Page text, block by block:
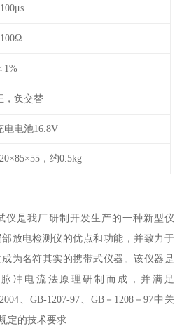
1%
，负交替
电电池16.8V
，约0.5kg
仪是我厂研制开发生产的一种新型仪
放电检测仪的优点和功能，并致力于
为名符其实的携带式仪器。该仪器是
冲电流法原理研制而成，并满足
、GB-1207-97、GB－1208－97中关
定的技术要求